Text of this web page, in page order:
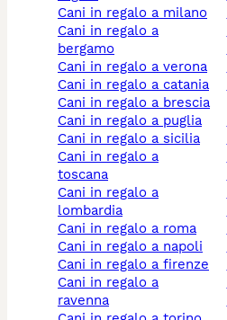
cani in regalo a milano
cani in regalo a
bergamo
cani in regalo a verona
cani in regalo a catania
cani in regalo a brescia
cani in regalo a puglia
cani in regalo a sicilia
cani in regalo a
toscana
cani in regalo a
lombardia
cani in regalo a roma
cani in regalo a napoli
cani in regalo a firenze
cani in regalo a
ravenna